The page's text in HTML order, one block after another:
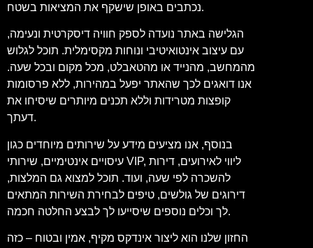
נכתבים באופן שישקף את המציאות בשטח.
הגלישה באתר נועדה לספק חוויה דיסקרטית ונעימה,
עם עיצוב אינטואיטיבי ונוחות מקסימלית. תוכל לגלוש
מהמחשב, מהנייד או מהטאבלט, מכל מקום ובכל שעה.
אנו דואגים לכך שהאתר יפעל במהירות, ללא פרסומות
קופצות מטרידות וללא תכנים מיותרים שיסיחו את
דעתך.
בנוסף, אנו מציעים מידע על שירותים מיוחדים כגון
עיסויים אינטימיים, שירותי VIP, ליווי לאירועים, דירות
להשכרה לפי שעה, ועוד. תוכל למצוא גם המלצות,
דירוגים של גולשים, טיפים לבחירת השירות המתאים
לך וכלים נוספים שיסייעו לך לבצע החלטה חכמה.
החזון שלנו הוא ליצור אינדקס מקיף, אמין ובטוח – כזה